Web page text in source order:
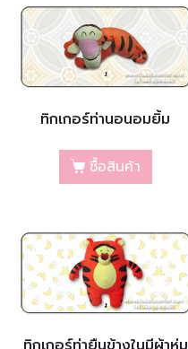
ทิกเกอร์ท่านอนอมยิ้ม
ซื้อสินค้า